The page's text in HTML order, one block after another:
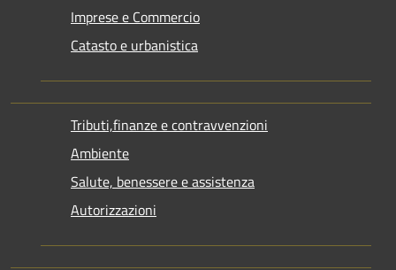
Imprese e Commercio
Catasto e urbanistica
Tributi,finanze e contravvenzioni
Ambiente
Salute, benessere e assistenza
Autorizzazioni